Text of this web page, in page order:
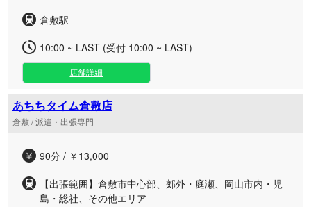
倉敷駅
10:00 ~ LAST (受付 10:00 ~ LAST)
店舗詳細
あちちタイム倉敷店
倉敷 / 派遣・出張専門
90分 / ￥13,000
【出張範囲】倉敷市中心部、郊外・庭瀬、岡山市内・児
島・総社、その他エリア